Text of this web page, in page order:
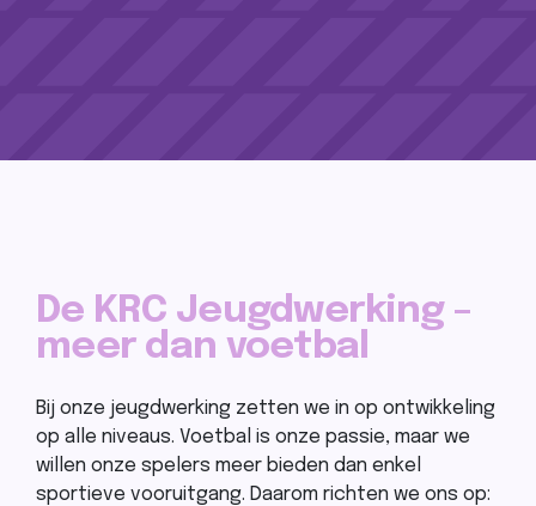
De KRC Jeugdwerking –
meer dan voetbal
Bij onze jeugdwerking zetten we in op ontwikkeling
op alle niveaus. Voetbal is onze passie, maar we
willen onze spelers meer bieden dan enkel
sportieve vooruitgang. Daarom richten we ons op: